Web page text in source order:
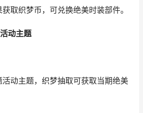
织梦币，可兑换绝美时装部件。
动主题
动主题，织梦抽取可获取当期绝美